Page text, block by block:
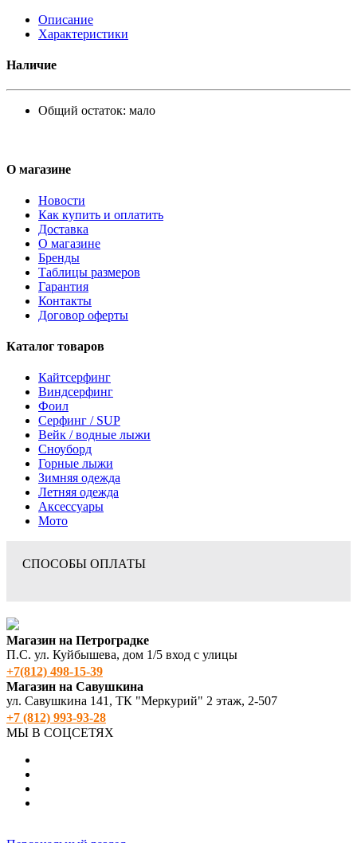
Описание
Характеристики
Наличие
Общий остаток: мало
О магазине
Новости
Как купить и оплатить
Доставка
О магазине
Бренды
Таблицы размеров
Гарантия
Контакты
Договор оферты
Каталог товаров
Кайтсерфинг
Виндсерфинг
Фоил
Серфинг / SUP
Вейк / водные лыжи
Сноуборд
Горные лыжи
Зимняя одежда
Летняя одежда
Аксессуары
Мото
СПОСОБЫ ОПЛАТЫ
Магазин на Петроградке
П.С. ул. Куйбышева, дом 1/5 вход с улицы
+7(812) 498‑15-39
Магазин на Савушкина
ул. Савушкина 141, ТК "Меркурий" 2 этаж, 2-507
+7 (812) 993-93-28
МЫ В СОЦСЕТЯХ